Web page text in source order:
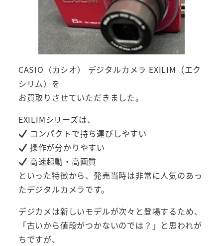
CASIO（カシオ） デジタルカメラ EXILIM（エク
シリム）を
お買取りさせていただきました。
EXILIMシリーズは、
コンパクトで持ち運びしやすい
操作が分かりやすい
高速起動・高画質
といった特徴から、発売当時は非常に人気のあっ
たデジタルカメラです。
デジカメは新しいモデルが次々と登場するため、
「古いから値段がつかないのでは？」と思われが
ちですが、